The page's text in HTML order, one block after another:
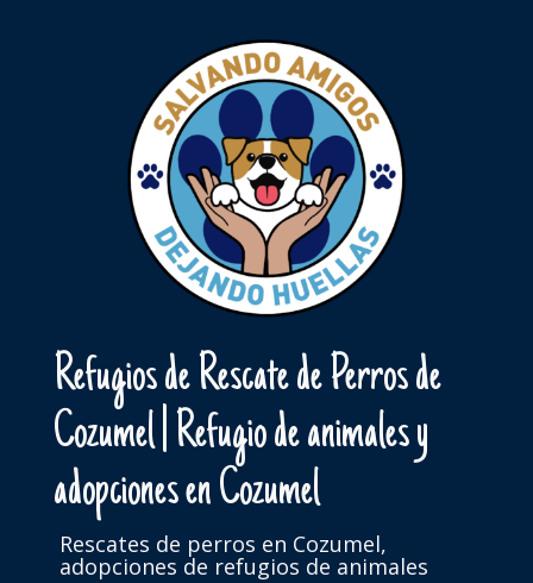
Refugios de Rescate de Perros de
Cozumel | Refugio de animales y
adopciones en Cozumel
Rescates de perros en Cozumel,
adopciones de refugios de animales